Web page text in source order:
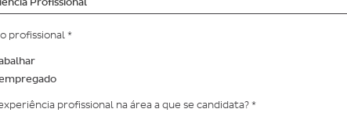
profissional *
profissional na área a que se candidata? *